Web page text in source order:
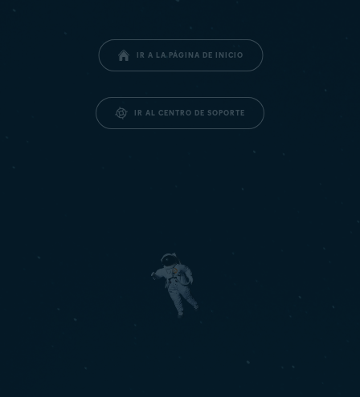
IR A LA PÁGINA DE INICIO
IR AL CENTRO DE SOPORTE